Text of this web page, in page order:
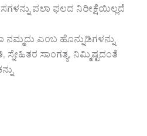
ಪಲಾ ಫಲದ ನಿರೀಕ್ಷೆಯಿಲ್ಲದೆ
ಎಂಬ ಹೊನ್ನುಡಿಗಳನ್ನು
ಸಾಂಗತ್ಯ, ನಿಮ್ಮಿಷ್ಟದಂತೆ